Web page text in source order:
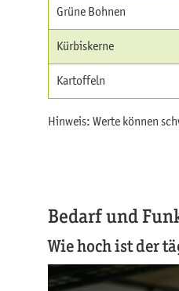
Grüne Bohnen
Kürbiskerne
Kartoffeln
Hinweis: Werte können
Bedarf und
Wie hoch ist der